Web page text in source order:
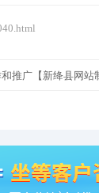
站】
推广【新绛县网